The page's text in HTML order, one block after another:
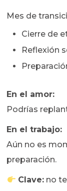
Mes de
Cierre de
Reflexión
En el amor:
Podrías
En el trabajo:
Aún no es
preparación.
Clave:no te